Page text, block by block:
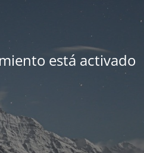
está activado